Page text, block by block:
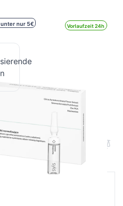
nur 5€ Vorlaufzeit 24h
ampullen 10x3ml
Endverbraucherpreis